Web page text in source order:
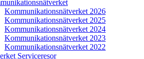
Kommunikations­nätverket 2026
Kommunikations­nätverket 2025
Kommunikations­nätverket 2024
Kommunikations­nätverket 2023
Kommunikations­nätverket 2022
Serviceresor